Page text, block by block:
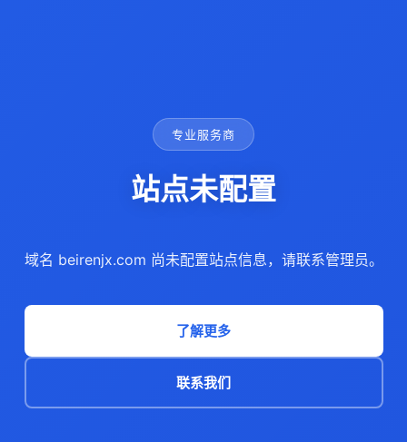
专业服务商
站点未配置
域名 beirenjx.com 尚未配置站点信息，请联系管理员。
了解更多
联系我们